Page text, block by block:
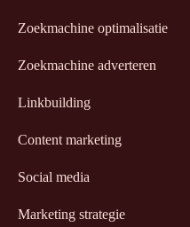
Zoekmachine optimalisatie
Zoekmachine adverteren
Linkbuilding
Content marketing
Social media
Marketing strategie